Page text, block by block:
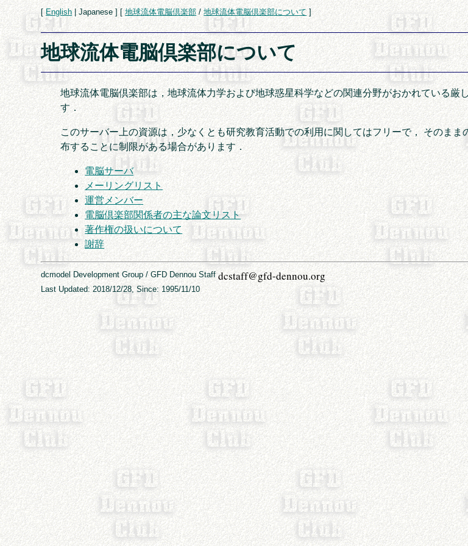
[English| Japanese ] [地球流体電脳倶楽部/地球流体電脳倶楽部について]
地球流体電脳倶楽部について
地球流体電脳倶楽部は，地球流体力学および地球惑星科学などの関連分野がおかれている厳
す．
このサーバー上の資源は，少なくとも研究教育活動での利用に関してはフリーで， そのま
布することに制限がある場合があります．
電脳サーバ
メーリングリスト
運営メンバー
電脳倶楽部関係者の主な論文リスト
著作権の扱いについて
謝辞
dcmodel Development Group / GFD Dennou Staff
Last Updated: 2018/12/28, Since: 1995/11/10